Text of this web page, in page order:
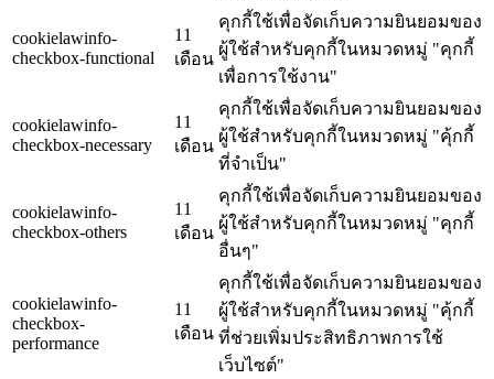
cookielawinfo-
checkbox-functional
11
เดือน
คุกกี้ใช้เพื่อจัดเก็บความยินยอมของ
ผู้ใช้สำหรับคุกกี้ในหมวดหมู่ "คุกกี้
เพื่อการใช้งาน"
cookielawinfo-
checkbox-necessary
11
เดือน
คุกกี้ใช้เพื่อจัดเก็บความยินยอมของ
ผู้ใช้สำหรับคุกกี้ในหมวดหมู่ "คุ้กกี้
ที่จำเป็น"
cookielawinfo-
checkbox-others
11
เดือน
คุกกี้ใช้เพื่อจัดเก็บความยินยอมของ
ผู้ใช้สำหรับคุกกี้ในหมวดหมู่ "คุกกี้
อื่นๆ"
cookielawinfo-
checkbox-
performance
11
เดือน
คุกกี้ใช้เพื่อจัดเก็บความยินยอมของ
ผู้ใช้สำหรับคุกกี้ในหมวดหมู่ "คุ้กกี้
ที่ช่วยเพิ่มประสิทธิภาพการใช้
เว็บไซต์"